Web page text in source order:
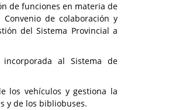
de funciones en materia de
de colaboración y
del Sistema Provincial a
incorporada al Sistema de
los vehículos y gestiona la
y de los bibliobuses.